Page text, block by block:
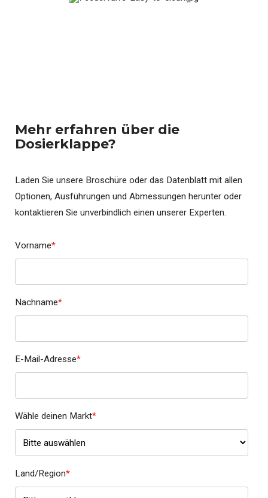
Mehr erfahren über die
Dosierklappe?
Laden Sie unsere Broschüre oder das Datenblatt mit allen
Optionen, Ausführungen und Abmessungen herunter oder
kontaktieren Sie unverbindlich einen unserer Experten.
Vorname*
Nachname*
E-Mail-Adresse*
Wähle deinen Markt*
Land/Region*